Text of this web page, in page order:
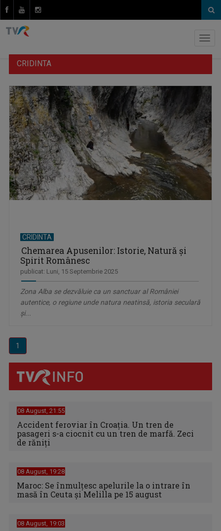
CRIDINTA
CRIDINTA
Chemarea Apusenilor: Istorie, Natură și
Spirit Românesc
publicat: Luni, 15 Septembrie 2025
Zona Alba se dezvăluie ca un sanctuar al României
autentice, o regiune unde natura neatinsă, istoria seculară
și...
1
08 August, 21:55
Accident feroviar în Croația. Un tren de
pasageri s-a ciocnit cu un tren de marfă. Zeci
de răniți
08 August, 19:28
Maroc: Se înmulţesc apelurile la o intrare în
masă în Ceuta şi Melilla pe 15 august
08 August, 19:03